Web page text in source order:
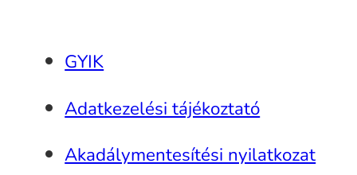
GYIK
Adatkezelési tájékoztató
Akadálymentesítési nyilatkozat